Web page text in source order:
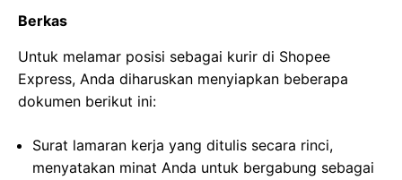
Berkas
Untuk melamar posisi sebagai kurir di Shopee
Express, Anda diharuskan menyiapkan beberapa
dokumen berikut ini:
Surat lamaran kerja yang ditulis secara rinci,
menyatakan minat Anda untuk bergabung sebagai